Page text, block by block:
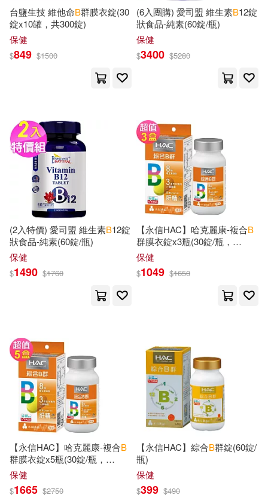
Wiebke(269)
Henry B.(258)
B. F.(251) Harris(251)
B. W.(248) Robinson(248)
Christopher B.(244)
P. B.(240)
Edwards(239)
Fritz(237) Campbell(234)
Hill(234)
Reeve(226)
Random House Childrens Books(1
14)
機械工業出版社(114)
上海外語教育出版社(112)
Elsevier Science Ltd(109)
Rowman & Littlefield Pub Inc(108)
Kendall Hunt Pub Co(105)
St Martins Pr(105) 尖端(104)
相信音樂(104)
Aspen Pub(102)
電子工業出版社(101)
Author Solutions(100)
Independent Pub Group(97)
Simon & Schuster(97)
Warner Classics(97)
台鹽生技 維他命B群膜衣錠(30
錠x10罐，共300錠)
保健
$849 $1500
(6入團購) 愛司盟 維生素B12錠
狀食品-純素(60錠/瓶)
保健
$3400 $5280
(2入特價) 愛司盟 維生素B12錠
狀食品-純素(60錠/瓶)
保健
$1490 $1760
【永信HAC】哈克麗康-複合B
群膜衣錠x3瓶(30錠/瓶，
2026/09/30到期)-5倍濃縮日本
肝精
保健
$1049 $1650
【永信HAC】哈克麗康-複合B
群膜衣錠x5瓶(30錠/瓶，
2026/09/30到期)-5倍濃縮日本
肝精
保健
$1665 $2750
【永信HAC】綜合B群錠(60錠/
瓶)
保健
$399 $490